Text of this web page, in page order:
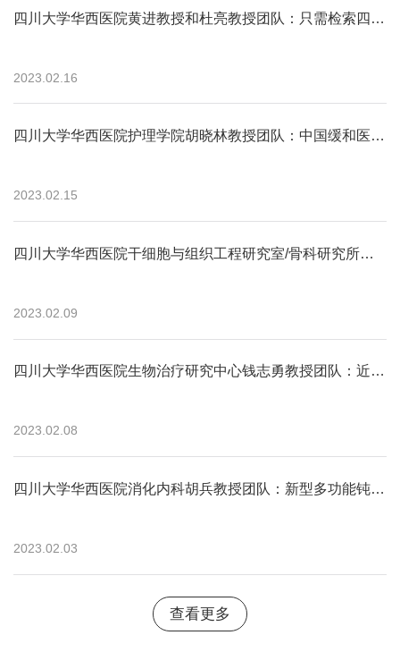
四川大学华西医院黄进教授和杜亮教授团队：只需检索四个核心数据库就可检出绝大部分针刺干预RCT：一项Meta流行病学研究
2023.02.16
四川大学华西医院护理学院胡晓林教授团队：中国缓和医疗护士的共情疲乏和共情满意度：一项全省性调查研究
2023.02.15
四川大学华西医院干细胞与组织工程研究室/骨科研究所解慧琪研究员团队：干细胞来源外泌体增产技术——影响因素与方法应用
2023.02.09
四川大学华西医院生物治疗研究中心钱志勇教授团队：近红外光和氧化还原双激活纳米系统用于光热与光动力协同治疗癌症且降低皮肤光敏性
2023.02.08
四川大学华西医院消化内科胡兵教授团队：新型多功能钝性分离刀用于经口内镜肌切开术中的隧道建立
2023.02.03
查看更多